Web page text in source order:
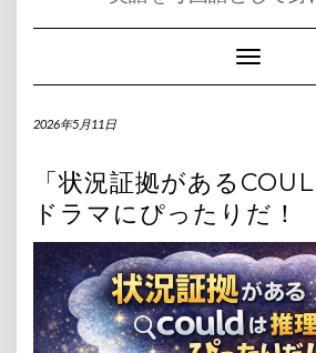
Toggle
2026年5月11日
「状況証拠がある
ドラマにぴったりだ